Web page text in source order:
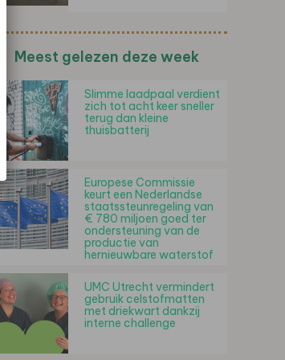
Meest gelezen deze week
Slimme laadpaal verdient
zich tot acht keer sneller
terug dan kleine
thuisbatterij
Europese Commissie
keurt een Nederlandse
staatssteunregeling van
€ 780 miljoen goed ter
ondersteuning van de
productie van
hernieuwbare waterstof
UMC Utrecht vermindert
gebruik celstofmatten
met driekwart dankzij
interne challenge